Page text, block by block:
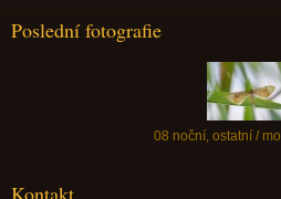
Poslední fotografie
08 noční, ostatní /
Kontakt